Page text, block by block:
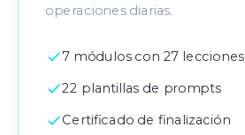
operaciones diarias.
7 módulos con 27 lecciones
22 plantillas de prompts
Certificado de finalización